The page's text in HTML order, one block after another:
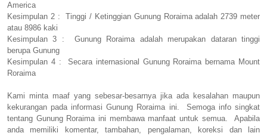
America
Kesimpulan 2 : Tinggi / Ketinggian Gunung Roraima adalah 2739 meter
atau 8986 kaki
Kesimpulan 3 : Gunung Roraima adalah merupakan dataran tinggi
berupa Gunung
Kesimpulan 4 : Secara internasional Gunung Roraima bernama Mount
Roraima
Kami minta maaf yang sebesar-besarnya jika ada kesalahan maupun
kekurangan pada informasi Gunung Roraima ini. Semoga info singkat
tentang Gunung Roraima ini membawa manfaat untuk semua. Apabila
anda memiliki komentar, tambahan, pengalaman, koreksi dan lain